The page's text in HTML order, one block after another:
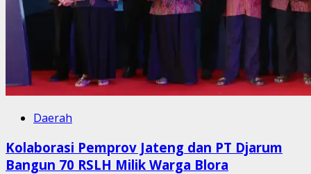
Daerah
Kolaborasi Pemprov Jateng dan PT Djarum
Bangun 70 RSLH Milik Warga Blora